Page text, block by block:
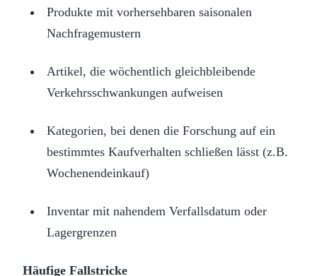
Produkte mit vorhersehbaren saisonalen
Nachfragemustern
Artikel, die wöchentlich gleichbleibende
Verkehrsschwankungen aufweisen
Kategorien, bei denen die Forschung auf ein
bestimmtes Kaufverhalten schließen lässt (z.B.
Wochenendeinkauf)
Inventar mit nahendem Verfallsdatum oder
Lagergrenzen
Häufige Fallstricke